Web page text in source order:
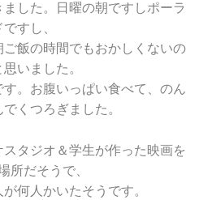
した。日曜の朝ですしポーラ
ですし、
飯の時間でもおかしくないの
いました。
。お腹いっぱい食べて、のん
くつろぎました。
タジオ＆学生が作った映画を
所だそうで、
何人かいたそうです。